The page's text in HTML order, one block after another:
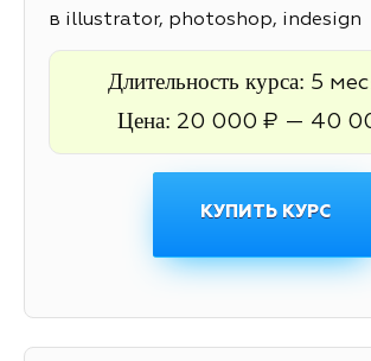
в illustrator, photoshop, indesign
Длительность курса: 5
Цена: 20 000 ₽ — 40
КУПИТЬ КУРС